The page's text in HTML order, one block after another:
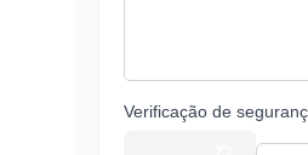
Verificação de